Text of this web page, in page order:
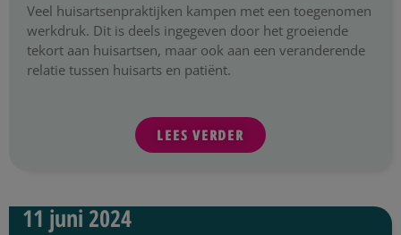
Veel huisartsenpraktijken kampen met een toegenomen
werkdruk. Dit is deels ingegeven door het groeiende
tekort aan huisartsen, maar ook aan een veranderende
relatie tussen huisarts en patiënt.
LEES VERDER
11 juni 2024